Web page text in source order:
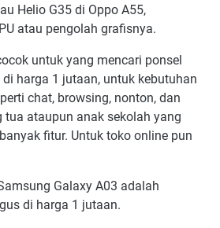
Helio G35 di Oppo A55,
atau pengolah grafisnya.
untuk yang mencari ponsel
harga 1 jutaan, untuk kebutuhan
chat, browsing, nonton, dan
tua ataupun anak sekolah yang
fitur. Untuk toko online pun
Galaxy A03 adalah
di harga 1 jutaan.